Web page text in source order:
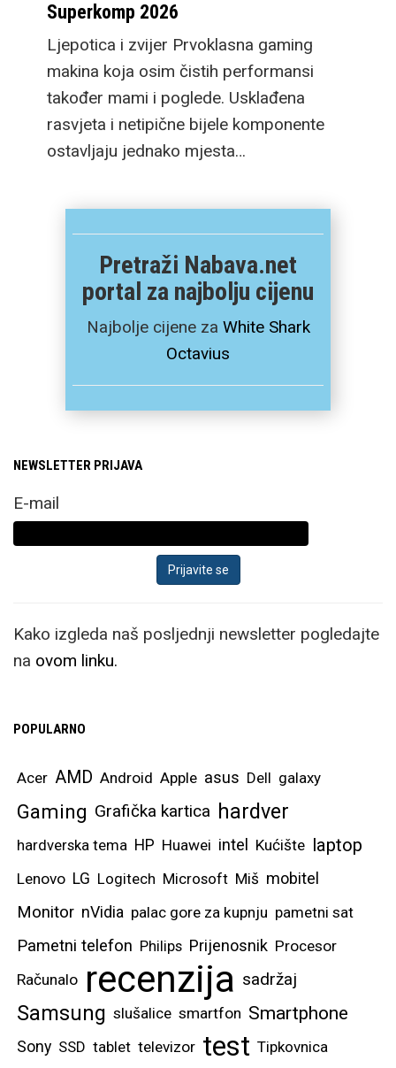
Superkomp 2026
Ljepotica i zvijer Prvoklasna gaming
makina koja osim čistih performansi
također mami i poglede. Usklađena
rasvjeta i netipične bijele komponente
ostavljaju jednako mjesta…
Pretraži Nabava.net
portal za najbolju cijenu
Najbolje cijene za White Shark
Octavius
NEWSLETTER PRIJAVA
E-mail
Kako izgleda naš posljednji newsletter pogledajte
na ovom linku.
POPULARNO
Acer AMD Android Apple asus Dell galaxy
Gaming Grafička kartica hardver
hardverska tema HP Huawei intel Kućište laptop
Lenovo LG Logitech Microsoft Miš mobitel
Monitor nVidia palac gore za kupnju pametni sat
Pametni telefon Philips Prijenosnik Procesor
Računalo recenzija sadržaj
Samsung slušalice smartfon Smartphone
Sony SSD tablet televizor test Tipkovnica